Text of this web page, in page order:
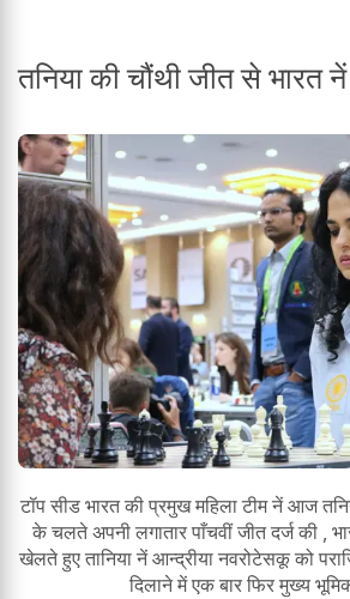
तनिया की चौंथी जीत से भारत
टॉप सीड भारत की प्रमुख महिला टीम नें आज
के चलते अपनी लगातार पाँचवीं जीत दर्ज की ,
खेलते हुए तानिया नें आन्द्रीया नवरोटेसकू को
दिलाने में एक बार फिर मुख्य